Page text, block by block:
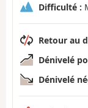
Difficulté :
Retour au
Dénivelé
Dénivelé